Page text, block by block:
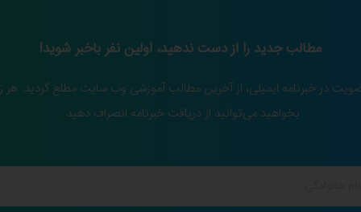
مطالب جدید را از دست ندهید، اولین نفر باخبر شوید!
در خبرنامه ایمیلی، از آخرین مطالب آموزشی وب سایت مطلع گردید. هر
بخواهید می‌توانید از دریافت خبرنامه انصراف دهید.